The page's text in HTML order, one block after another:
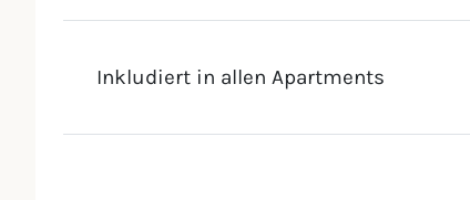
Inkludiert in allen Apartments